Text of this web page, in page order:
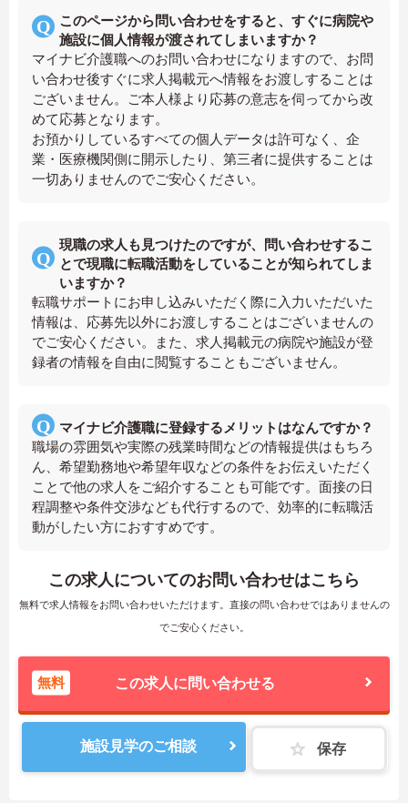
このページから問い合わせをすると、すぐに病院や
施設に個人情報が渡されてしまいますか？
マイナビ介護職へのお問い合わせになりますので、お問
い合わせ後すぐに求人掲載元へ情報をお渡しすることは
ございません。ご本人様より応募の意志を伺ってから改
めて応募となります。
お預かりしているすべての個人データは許可なく、企
業・医療機関側に開示したり、第三者に提供することは
一切ありませんのでご安心ください。
現職の求人も見つけたのですが、問い合わせするこ
とで現職に転職活動をしていることが知られてしま
いますか？
転職サポートにお申し込みいただく際に入力いただいた
情報は、応募先以外にお渡しすることはございませんの
でご安心ください。また、求人掲載元の病院や施設が登
録者の情報を自由に閲覧することもございません。
マイナビ介護職に登録するメリットはなんですか？
職場の雰囲気や実際の残業時間などの情報提供はもちろ
ん、希望勤務地や希望年収などの条件をお伝えいただく
ことで他の求人をご紹介することも可能です。面接の日
程調整や条件交渉なども代行するので、効率的に転職活
動がしたい方におすすめです。
この求人についてのお問い合わせはこちら
無料で求人情報をお問い合わせいただけます。直接の問い合わせではありませんの
でご安心ください。
無料 この求人に問い合わせる
施設見学のご相談 保存